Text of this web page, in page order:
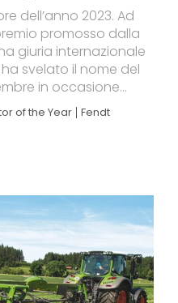
dell’anno 2023. Ad
promosso dalla
giuria internazionale
svelato il nome del
in occasione...
of the Year Fendt